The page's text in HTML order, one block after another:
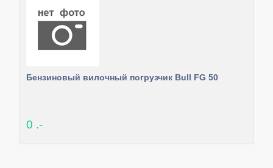
Бензиновый вилочный погрузчик Bull FG 50
0 .-